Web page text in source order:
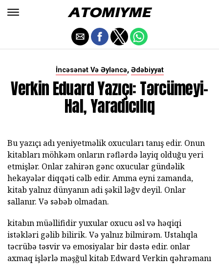
İncəsənət Və Əyləncə, Ədəbiyyat
Verkin Eduard Yazıçı: Tərcümeyi-
Hal, Yaradıcılıq
Bu yazıçı adı yeniyetməlik oxucuları tanış edir. Onun
kitabları möhkəm onların rəflərdə layiq olduğu yeri
etmişlər. Onlar zahirən gənc oxucular gündəlik
hekayələr diqqəti cəlb edir. Amma eyni zamanda,
kitab yalnız dünyanın adi şəkil ləğv deyil. Onlar
sallanır. Və səbəb olmadan.
kitabın müəllifidir yuxular oxucu əsl və həqiqi
istəkləri gəlib bilirik. Və yalnız bilmirəm. Ustalıqla
təcrübə təsvir və emosiyalar bir dəstə edir. onlar
axmaq işlərlə məşğul kitab Edward Verkin qəhrəmanı